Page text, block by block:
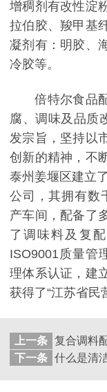
增稠剂有改性淀
拉伯胶、羧甲基
凝剂有：明胶、
冷胶等。
倍特尔食品
腐、调味及品质
发宗旨，坚持以
创新的精神，不
泰州姜堰区建立
公司，其拥有数
产车间，配备了
了调味料及复
ISO9001质量管
理体系认证，建
获得了“江苏省民
上一条
下一条 什么是清